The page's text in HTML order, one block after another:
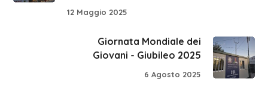
12 Maggio 2025
Giornata Mondiale dei
Giovani - Giubileo 2025
6 Agosto 2025